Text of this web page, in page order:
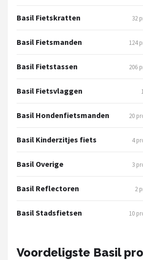
Cortina
Alle merken →
Basil Fietskratten 32
Basil Fietsmanden 124
Basil Fietstassen 206
Basil Fietsvlaggen
Basil Hondenfietsmanden 20
Basil Kinderzitjes fiets 4
Basil Overige 3
Basil Reflectoren 2
Basil Stadsfietsen 10
Voordeligste Basil